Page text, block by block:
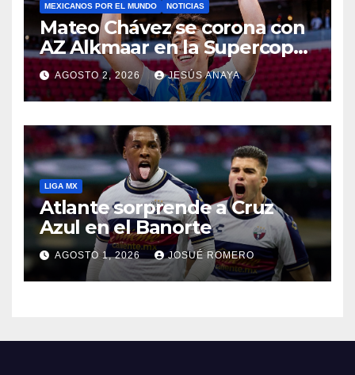
MEXICANOS POR EL MUNDO NOTICIAS
Mateo Chávez se corona con
AZ Alkmaar en la Supercopa
de Países Bajos
AGOSTO 2, 2026 JESÚS ANAYA
LIGA MX
Atlante sorprende a Cruz
Azul en el Banorte
AGOSTO 1, 2026 JOSUÉ ROMERO